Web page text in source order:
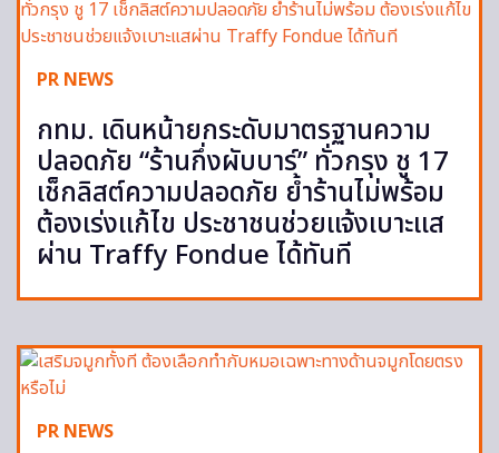
PR NEWS
กทม. เดินหน้ายกระดับมาตรฐานความ
ปลอดภัย “ร้านกึ่งผับบาร์” ทั่วกรุง ชู 17
เช็กลิสต์ความปลอดภัย ย้ำร้านไม่พร้อม
ต้องเร่งแก้ไข ประชาชนช่วยแจ้งเบาะแส
ผ่าน Traffy Fondue ได้ทันที
PR NEWS